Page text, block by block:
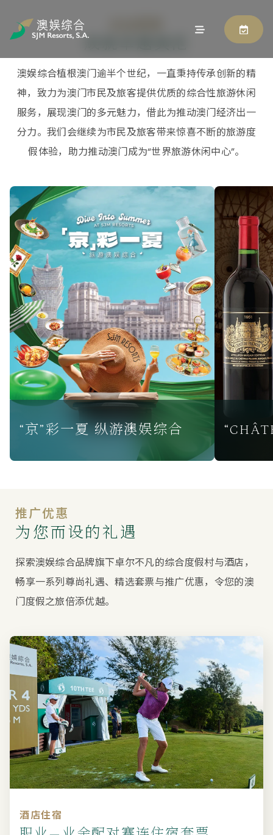
澳娱综合植根澳门逾半个世纪，一直秉持传承创新的精
神，致力为澳门市民及旅客提供优质的综合性旅游休闲
服务，展现澳门的多元魅力，借此为推动澳门经济出一
分力。我们会继续为市民及旅客带来惊喜不断的旅游度
假体验，助力推动澳门成为“世界旅游休闲中心”。
“京”彩一夏 纵游澳娱综合
推广优惠
为您而设的礼遇
探索澳娱综合品牌旗下卓尔不凡的综合度假村与酒店，
畅享一系列尊尚礼遇、精选套票与推广优惠，令您的澳
门度假之旅倍添优越。
酒店住宿